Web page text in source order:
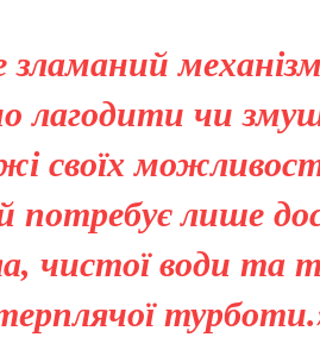
зламаний
лагодити чи
своїх
потребує лише
чистої води та